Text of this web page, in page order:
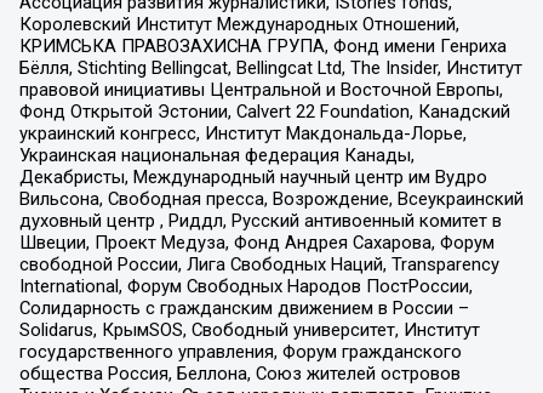
Королевский Институт Международных Отношений,
КРИМСЬКА ПРАВОЗАХИСНА ГРУПА, Фонд имени Генриха
Бёлля, Stichting Bellingcat, Bellingcat Ltd, The Insider, Институт
правовой инициативы Центральной и Восточной Европы,
Фонд Открытой Эстонии, Calvert 22 Foundation, Канадский
украинский конгресс, Институт Макдональда-Лорье,
Украинская национальная федерация Канады,
Декабристы, Международный научный центр им Вудро
Вильсона, Свободная пресса, Возрождение, Всеукраинский
духовный центр , Риддл, Русский антивоенный комитет в
Швеции, Проект Медуза, Фонд Андрея Сахарова, Форум
свободной России, Лига Свободных Наций, Transparеncy
International, Форум Свободных Народов ПостРоссии,
Солидарность с гражданским движением в России –
Solidarus, КрымSOS, Свободный университет, Институт
государственного управления, Форум гражданского
общества Россия, Беллона, Союз жителей островов